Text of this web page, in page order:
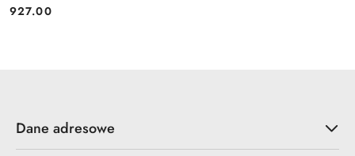
Cena:
927.00
Dane adresowe